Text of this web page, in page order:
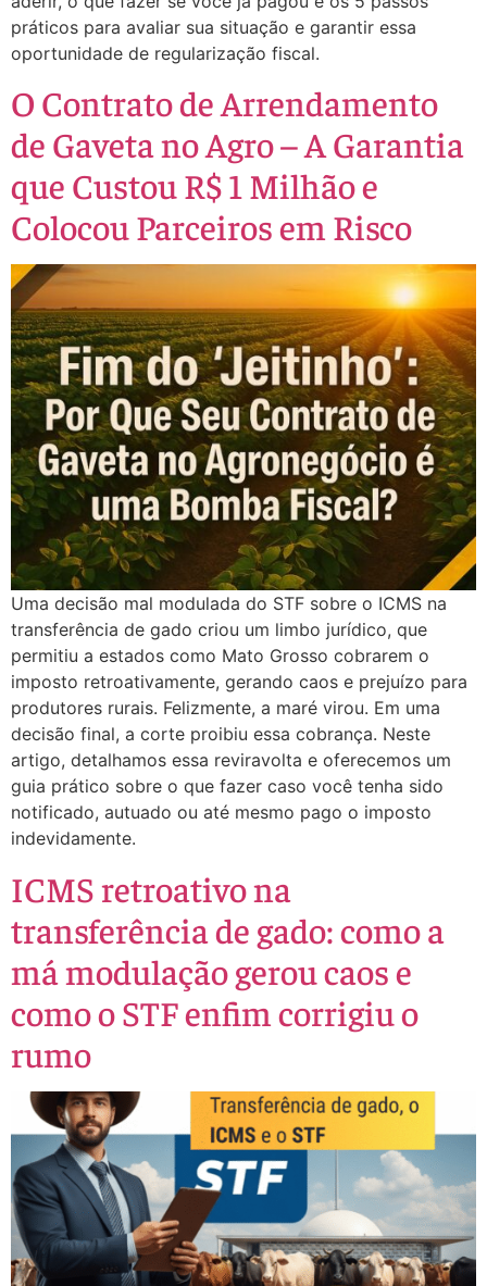
práticos para avaliar sua situação e garantir essa
oportunidade de regularização fiscal.
O Contrato de Arrendamento
de Gaveta no Agro – A Garantia
que Custou R$ 1 Milhão e
Colocou Parceiros em Risco
Uma decisão mal modulada do STF sobre o ICMS na
transferência de gado criou um limbo jurídico, que
permitiu a estados como Mato Grosso cobrarem o
imposto retroativamente, gerando caos e prejuízo para
produtores rurais. Felizmente, a maré virou. Em uma
decisão final, a corte proibiu essa cobrança. Neste
artigo, detalhamos essa reviravolta e oferecemos um
guia prático sobre o que fazer caso você tenha sido
notificado, autuado ou até mesmo pago o imposto
indevidamente.
ICMS retroativo na
transferência de gado: como a
má modulação gerou caos e
como o STF enfim corrigiu o
rumo